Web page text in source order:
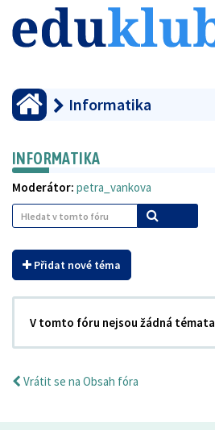
Informatika
INFORMATIKA
Moderátor: petra_vankova
Přidat nové téma
V tomto fóru nejsou žádná
Vrátit se na Obsah fóra